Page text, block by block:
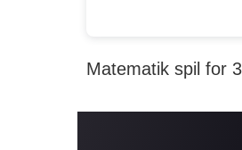
Matematik spil for